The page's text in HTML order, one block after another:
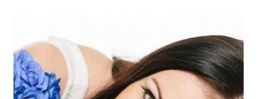
Hledáte
účinnou
pomoc